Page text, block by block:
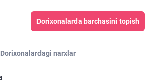
Dorixonalarda barchasini topish
Dorixonalardagi narxlar